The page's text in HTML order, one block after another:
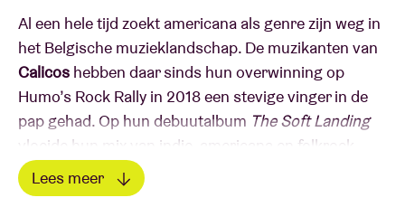
Al een hele tijd zoekt americana als genre zijn weg in
het Belgische muzieklandschap. De muzikanten van
Calicos hebben daar sinds hun overwinning op
Humo’s Rock Rally in 2018 een stevige vinger in de
pap gehad. Op hun debuutalbum The Soft Landing
vloeide hun mix van indie, americana en folkrock
samen tot een beklijvend geheel.
Lees meer